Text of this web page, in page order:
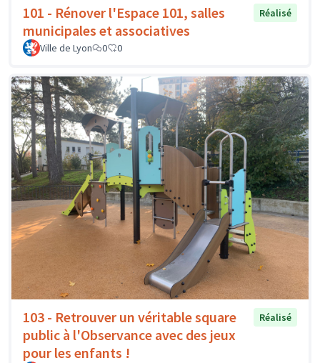
101 - Rénover l'Espace 101, salles
municipales et associatives
Réalisé
Ville de Lyon 0 0
103 - Retrouver un véritable square
public à l'Observance avec des jeux
pour les enfants !
Réalisé